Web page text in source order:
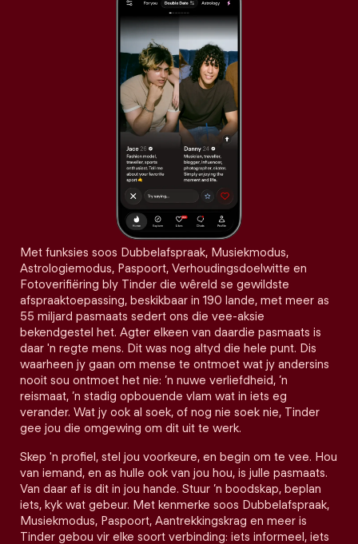
Met funksies soos Dubbelafspraak, Musiekmodus,
Astrologiemodus, Paspoort, Verhoudingsdoelwitte en
Fotoverifiëring bly Tinder die wêreld se gewildste
afspraaktoepassing, beskikbaar in 190 lande, met meer as
55 miljard pasmaats sedert ons die vee-aksie
bekendgestel het. Agter elkeen van daardie pasmaats is
daar 'n regte mens. Dit was nog altyd die hele punt. Dis
waarheen jy gaan om mense te ontmoet wat jy andersins
nooit sou ontmoet het nie: ’n nuwe verliefdheid, ’n
reismaat, ’n stadig opbouende vlam wat in iets eg
verander. Wat jy ook al soek, of nog nie soek nie, Tinder
gee jou die omgewing om dit uit te werk.
Skep 'n profiel, stel jou voorkeure, en begin om te vee. Hou
van iemand, en as hulle ook van jou hou, is julle pasmaats.
Van daar af is dit in jou hande. Stuur ’n boodskap, beplan
iets, kyk wat gebeur. Met kenmerke soos Dubbelafspraak,
Musiekmodus, Paspoort, Aantrekkingskrag en meer is
Tinder gebou vir elke soort verbinding: iets informeel, iets